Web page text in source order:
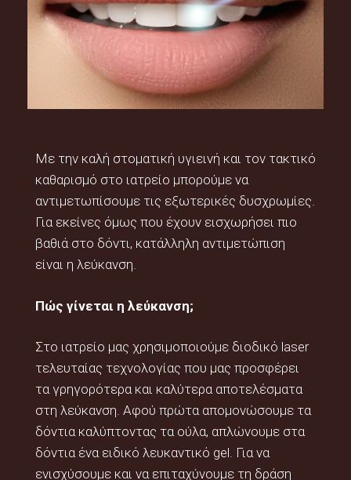
Με την καλή στοματική υγιεινή και τον τακτικό
καθαρισμό στο ιατρείο μπορούμε να
αντιμετωπίσουμε τις εξωτερικές δυσχρωμίες.
Για εκείνες όμως που έχουν εισχωρήσει πιο
βαθιά στο δόντι, κατάλληλη αντιμετώπιση
είναι η λεύκανση.
Πώς γίνεται η λεύκανση;
Στο ιατρείο μας χρησιμοποιούμε διοδικό laser
τελευταίας τεχνολογίας που μας προσφέρει
τα γρηγορότερα και καλύτερα αποτελέσματα
στη λεύκανση. Αφού πρώτα απομονώσουμε τα
δόντια καλύπτοντας τα ούλα, απλώνουμε στα
δόντια ένα ειδικό λευκαντικό gel. Για να
ενισχύσουμε και να επιταχύνουμε τη δράση